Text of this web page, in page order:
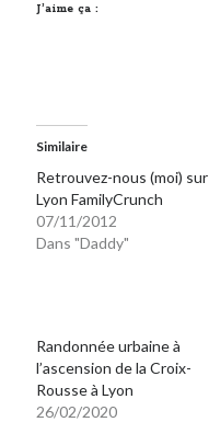
J’aime ça :
Similaire
Retrouvez-nous (moi) sur
Lyon FamilyCrunch
07/11/2012
Dans "Daddy"
Randonnée urbaine à
l’ascension de la Croix-
Rousse à Lyon
26/02/2020